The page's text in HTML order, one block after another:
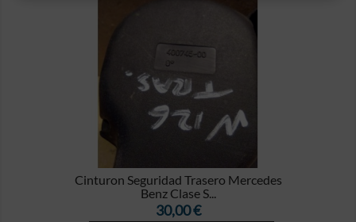
Cinturon Seguridad Trasero Mercedes
Benz Clase S...
Precio
30,00 €